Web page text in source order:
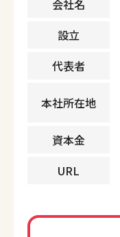
会社名
設立
代表者
本社所在地
資本金
URL